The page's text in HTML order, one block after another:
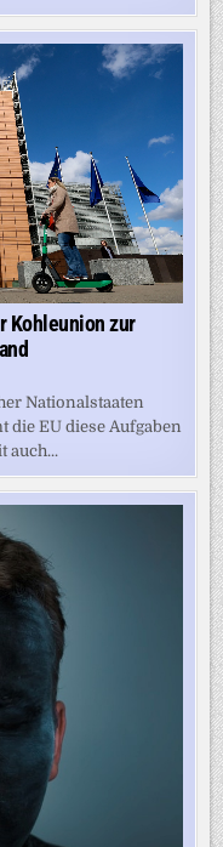
Kohleunion zur
Nationalstaaten
die EU diese Aufgaben
auch...